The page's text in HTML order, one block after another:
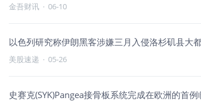
金吾财讯 · 06-10
以色列研究称伊朗黑客涉嫌三月入侵洛杉矶县大
美股速递 · 05-26
史赛克(SYK)Pangea接骨板系统完成在欧洲的首